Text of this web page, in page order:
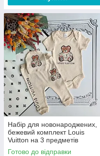
Набір для новонароджених,
бежевий комплект Louis
Vuitton на 3 предметів
Готово до відправки